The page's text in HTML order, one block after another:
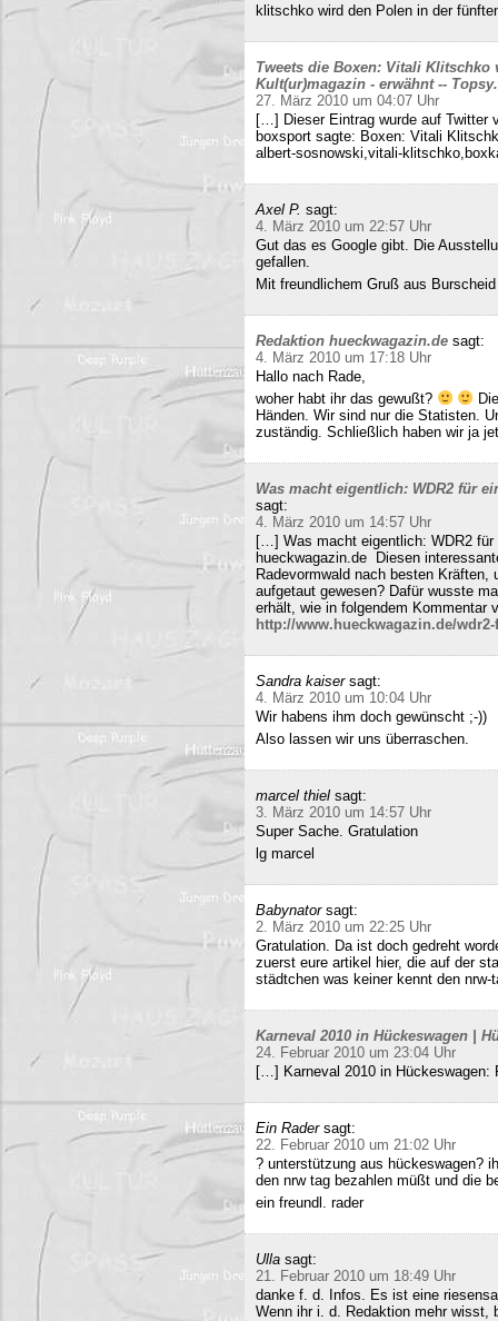
klitschko wird den Polen in der
Tweets die Boxen: Vitali Klitschko
Kult(ur)magazin - erwähnt --
27. März 2010 um 04:07 Uhr
[…] Dieser Eintrag wurde auf Twitter
boxsport sagte: Boxen: Vitali
albert-sosnowski,vitali-
Axel P. sagt:
4. März 2010 um 22:57 Uhr
Gut das es Google gibt. Die
gefallen.
Mit freundlichem Gruß aus Burscheid
Redaktion hueckwagazin.de sagt:
4. März 2010 um 17:18 Uhr
Hallo nach Rade,
woher habt ihr das gewußt?
Händen. Wir sind nur die Statisten.
zuständig. Schließlich haben wir ja
Was macht eigentlich: WDR2 für
sagt:
4. März 2010 um 14:57 Uhr
[…] Was macht eigentlich: WDR2
hueckwagazin.de Diesen
Radevormwald nach besten
aufgetaut gewesen? Dafür wusste
erhält, wie in folgendem Kommentar
http://www.hueckwagazin.de/
Sandra kaiser sagt:
4. März 2010 um 10:04 Uhr
Wir habens ihm doch gewünscht ;-))
Also lassen wir uns überraschen.
marcel thiel sagt:
3. März 2010 um 14:57 Uhr
Super Sache. Gratulation
lg marcel
Babynator sagt:
2. März 2010 um 22:25 Uhr
Gratulation. Da ist doch gedreht
zuerst eure artikel hier, die auf der
städtchen was keiner kennt den nrw-
Karneval 2010 in Hückeswagen |
24. Februar 2010 um 23:04 Uhr
[…] Karneval 2010 in Hückeswagen:
Ein Rader sagt:
22. Februar 2010 um 21:02 Uhr
? unterstützung aus hückeswagen?
den nrw tag bezahlen müßt und die
ein freundl. rader
Ulla sagt:
21. Februar 2010 um 18:49 Uhr
danke f. d. Infos. Es ist eine
Wenn ihr i. d. Redaktion mehr wisst,